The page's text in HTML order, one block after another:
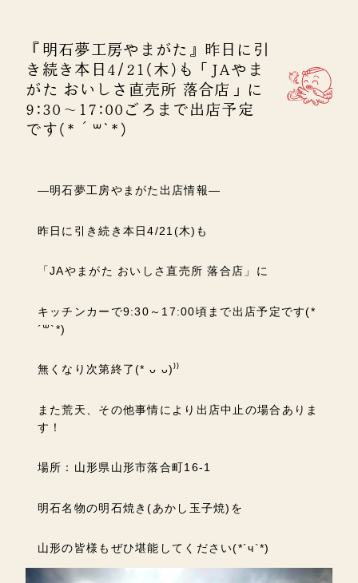
『明石夢工房やまがた』昨日に引
き続き本日4/21(木)も「JAやま
がた おいしさ直売所 落合店」に
9:30～17:00ごろまで出店予定
です(*´꒳`*)
―明石夢工房やまがた出店情報―
昨日に引き続き本日4/21(木)も
「JAやまがた おいしさ直売所 落合店」に
キッチンカーで9:30～17:00頃まで出店予定です(*
´꒳`*)
無くなり次第終了(* ᴗ ᴗ)⁾⁾
また荒天、その他事情により出店中止の場合ありま
す！
場所：山形県山形市落合町16-1
明石名物の明石焼き(あかし玉子焼)を
山形の皆様もぜひ堪能してください(*´ч`*)